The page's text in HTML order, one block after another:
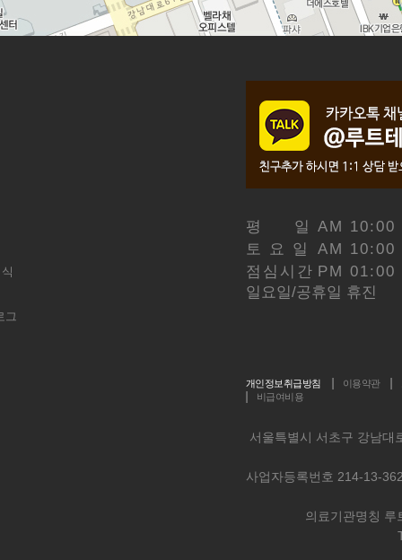
그
평 일
토 요 일
점심시간
AM 10:00
AM 10:00
PM 01:00
일요일/공휴일 휴진
개인정보취급방침 이용약관
비급여비용
서울특별시 서초구 강남대
사업자등록번호 214-13-
의료기관명칭 루